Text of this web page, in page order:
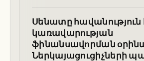
Սենատը հավանություն
կառավարության
ֆինանսավորման
Ներկայացուցիչների